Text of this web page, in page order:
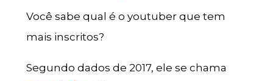
Você sabe qual é o youtuber que tem
mais inscritos?
Segundo dados de 2017, ele se chama